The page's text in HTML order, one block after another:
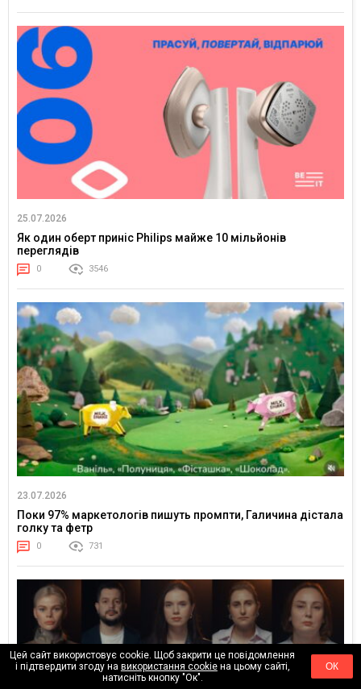
25.07.2026
Як один оберт приніс Philips майже 10 мільйонів
переглядів
0 3546
23.07.2026
Поки 97% маркетологів пишуть промпти, Галичина дістала
голку та фетр
0 731
Цей сайт використовує cookie. Щоб закрити це повідомлення
і підтвердити згоду на використання cookieна цьому сайті,
натисніть кнопку "Ок".
ОК